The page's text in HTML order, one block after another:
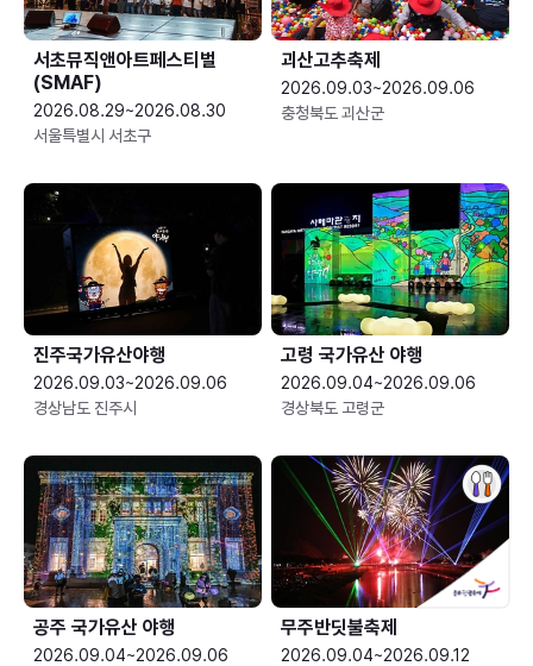
서초뮤직앤아트페스티벌
(SMAF)
2026.08.29~2026.08.30
서울특별시 서초구
괴산고추축제
2026.09.03~2026.09.06
충청북도 괴산군
진주국가유산야행
2026.09.03~2026.09.06
경상남도 진주시
고령 국가유산 야행
2026.09.04~2026.09.06
경상북도 고령군
공주 국가유산 야행
2026.09.04~2026.09.06
무주반딧불축제
2026.09.04~2026.09.12